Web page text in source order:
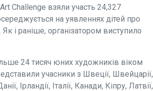
Challenge взяли участь 24,327
на уявленнях дітей про
і раніше, організатором виступило
24 тисяч юних художників віком
учасники з Швеції, Швейцарії,
Ірландії, Італії, Канади, Кіпру, Латвії,